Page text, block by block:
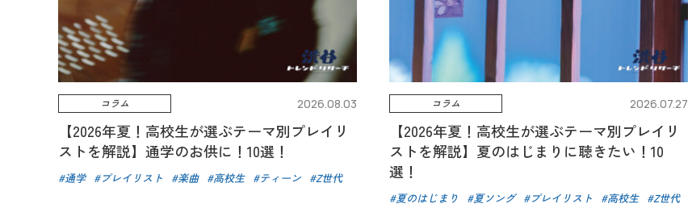
コラム 2026.08.03
【2026年夏！高校生が選ぶテーマ別プレイリ
ストを解説】通学のお供に！10選！
通学 プレイリスト 楽曲 高校生 ティーン Z世代
コラム 2026.07.27
【2026年夏！高校生が選ぶテーマ別プレイリ
ストを解説】夏のはじまりに聴きたい！10
選！
夏のはじまり 夏ソング プレイリスト 高校生 Z世代